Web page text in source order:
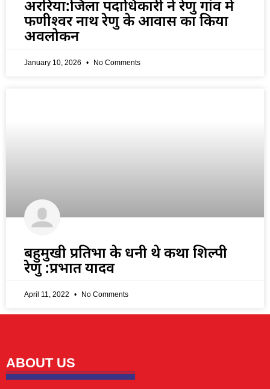
अररिया:जिला पदाधिकारी ने रेणु गांव में
फणीश्वर नाथ रेणु के आवास का किया
अवलोकन
January 10, 2026 No Comments
बहुमुखी प्रतिभा के धनी थे कथा शिल्पी
रेणु :प्रभात यादव
April 11, 2022 No Comments
ABOUT US